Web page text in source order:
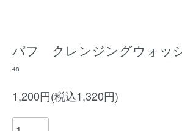
パフ クレンジングウォッ
48
1,200円(税込1,320円)